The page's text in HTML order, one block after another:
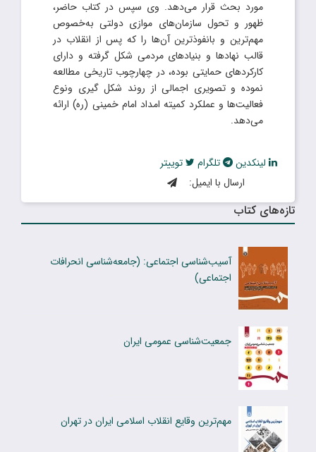
مورد بحث قرار می‌دهد. وی سپس در کتاب حاضر،
ظهور و تحول سازمان‌های موازی دولتی به‌خصوص
مهم‌ترین و بانفوذترین ‌آن‌ها را که پس از انقلاب در
قالب نهادها و بنیادهای مردمی شکل گرفته و دارای
کارکردهای حمایتی بوده، در چهارچوب تاریخی مطالعه
نموده و تصویری اجمالی از روند شکل گیری ونوع
فعالیت‌ها و عملکرد کمیته امداد امام خمینی (ره) ارائه
می‌دهد.
لینکدین تلگرام
توییتر
ارسال با ایمیل:
تازه‌های کتاب
آسیب‌شناسی اجتماعی: (جامعه‌شناسی انحرافات
اجتماعی)
جمعیت‌شناسی عمومی ایران
مهم‌‎ترین وقایع انقلاب اسلامی ایران در تهران